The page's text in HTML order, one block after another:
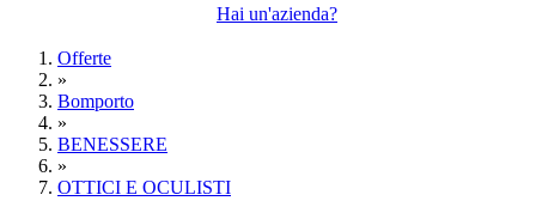
Hai un'azienda?
Offerte
»
Bomporto
»
BENESSERE
»
OTTICI E OCULISTI